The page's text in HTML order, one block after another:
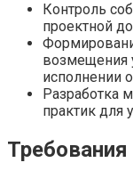
Контроль
проектной
возмещения
исполнении
Разработка
практик для